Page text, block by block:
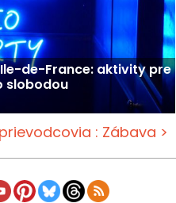
de-France: aktivity pre
slobodou
: Zábava >